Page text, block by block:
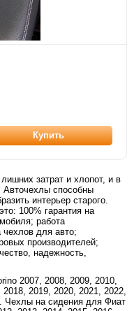
Купить
затрат и хлопот, и в
Авточехлы способны
интерьер старого.
100% гарантия на
работа
для авто;
производителей;
надежность,
2007, 2008, 2009, 2010,
2019, 2020, 2021, 2022,
Чехлы на сидения для Фиат